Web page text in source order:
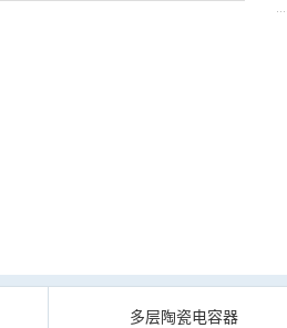
多层陶瓷电容器